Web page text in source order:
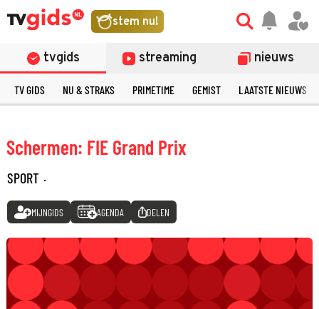
stem nu!
tvgids streaming nieuws
TV GIDS NU & STRAKS PRIMETIME GEMIST LAATSTE NIEUWS
Schermen: FIE Grand Prix
SPORT ·
MIJNGIDS AGENDA DELEN